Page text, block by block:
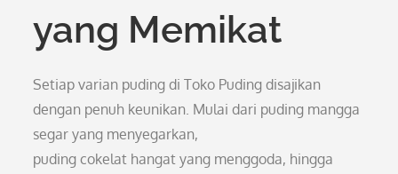
yang Memikat
Setiap varian puding di Toko Puding disajikan
dengan penuh keunikan. Mulai dari puding mangga
segar yang menyegarkan,
puding cokelat hangat yang menggoda, hingga